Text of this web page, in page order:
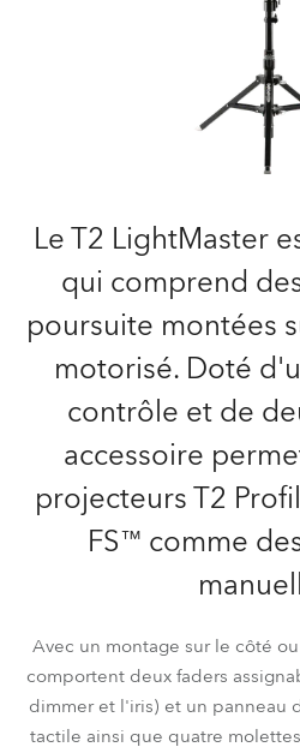
Le T2 LightMaster
qui comprend
poursuite montées
motorisé. Doté
contrôle et de
accessoire
projecteurs T2
FS™ comme
Avec un montage sur le côté
comportent deux faders
dimmer et l'iris) et un panneau
tactile ainsi que quatre